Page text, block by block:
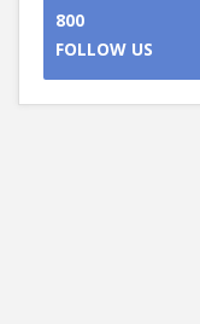
800
FOLLOW US